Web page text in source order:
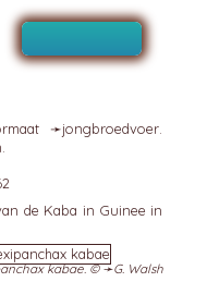
➛jongbroedvoer
de Kaba in Guinee in
kabae. © ➛G. Walsh